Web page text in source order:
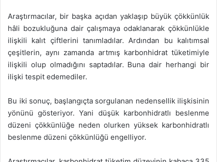
Araştırmacılar, bir başka açıdan yaklaşıp büyük çökkünlük
hâli bozukluğuna dair çalışmaya odaklanarak çökkünlükle
ilişkili kalıt çiftlerini tanımladılar. Ardından bu kalıtımsal
çeşitlerin, aynı zamanda artmış karbonhidrat tüketimiyle
ilişkili olup olmadığını saptadılar. Buna dair herhangi bir
ilişki tespit edemediler.
Bu iki sonuç, başlangıçta sorgulanan nedensellik ilişkisinin
yönünü gösteriyor. Yani düşük karbonhidratlı beslenme
düzeni çökkünlüğe neden olurken yüksek karbonhidratlı
beslenme düzeni çökkünlüğü engelliyor.